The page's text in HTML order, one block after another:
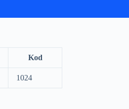
Kod
1024